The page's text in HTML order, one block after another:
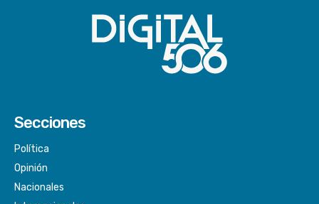
Secciones
Política
Opinión
Nacionales